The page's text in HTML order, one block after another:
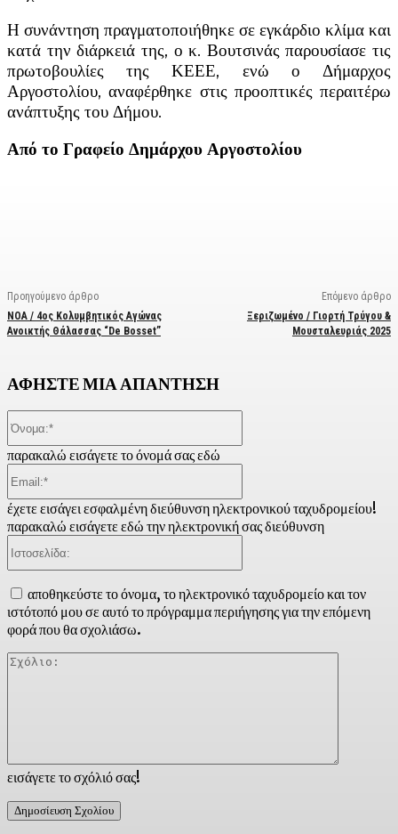
Η συνάντηση πραγματοποιήθηκε σε εγκάρδιο κλίμα και
κατά την διάρκειά της, ο κ. Βουτσινάς παρουσίασε τις
πρωτοβουλίες της ΚΕΕΕ, ενώ ο Δήμαρχος
Αργοστολίου, αναφέρθηκε στις προοπτικές περαιτέρω
ανάπτυξης του Δήμου.
Από το Γραφείο Δημάρχου Αργοστολίου
Προηγούμενο άρθρο
ΝΟΑ / 4ος Κολυμβητικός Αγώνας
Ανοικτής Θάλασσας “De Bosset”
Επόμενο άρθρο
Ξεριζωμένο / Γιορτή Τρύγου &
Μουσταλευριάς 2025
ΑΦΗΣΤΕ ΜΙΑ ΑΠΑΝΤΗΣΗ
εισάγετε το σχόλιό σας!
παρακαλώ εισάγετε το όνομά σας εδώ
έχετε εισάγει εσφαλμένη διεύθυνση ηλεκτρονικού ταχυδρομείου!
παρακαλώ εισάγετε εδώ την ηλεκτρονική σας διεύθυνση
αποθηκεύστε το όνομα, το ηλεκτρονικό ταχυδρομείο και τον
ιστότοπό μου σε αυτό το πρόγραμμα περιήγησης για την επόμενη
φορά που θα σχολιάσω.